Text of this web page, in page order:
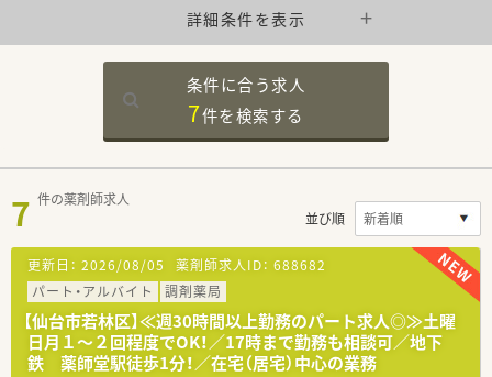
詳細条件を表示
条件に合う求人
7件を検索する
7 件の薬剤師求人
並び順
更新日： 2026/08/05 薬剤師求人ID： 688682
パート・アルバイト
調剤薬局
【仙台市若林区】≪週30時間以上勤務のパート求人◎≫土曜
日月１～２回程度でOK！／17時まで勤務も相談可／地下
鉄 薬師堂駅徒歩1分！／在宅（居宅）中心の業務